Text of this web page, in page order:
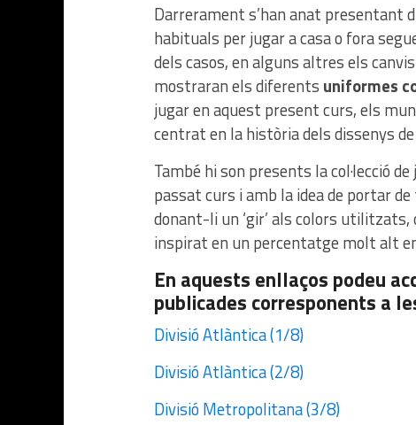
Darrerament s’han anat presentant
habituals per jugar a casa o fora
dels casos, en alguns altres els
mostraran els diferents uniformes
jugar en aquest present curs, els
centrat en la història dels dissenys
També hi son presents la col·lecció
passat curs i amb la idea de portar
donant-li un ‘gir’ als colors
inspirat en un percentatge molt alt
En aquests enllaços podeu
publicades corresponents a
Divisió Atlàntica (1/8)
Divisió Atlàntica (2/8)
Divisió Metropolitana (3/8)